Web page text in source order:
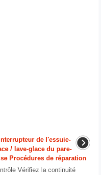
de l′essuie-
/ lave-glace du pare-
Procédures de réparation
Vérifiez la continuité